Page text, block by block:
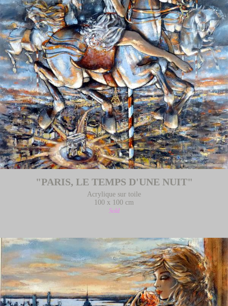
"PARIS, LE TEMPS D'UNE NUIT"
Acrylique sur toile
100 x 100 cm
Sold